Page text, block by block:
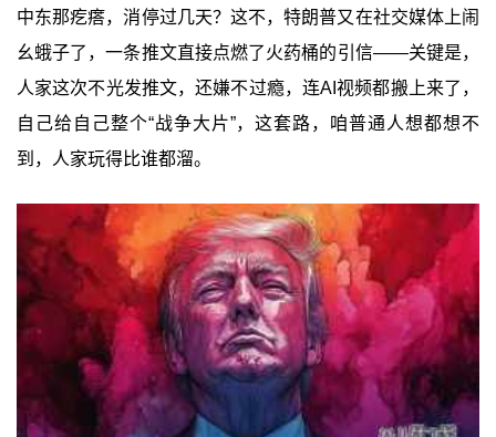
中东那疙瘩，消停过几天？这不，特朗普又在社交媒体上闹
幺蛾子了，一条推文直接点燃了火药桶的引信——关键是，
人家这次不光发推文，还嫌不过瘾，连AI视频都搬上来了，
自己给自己整个“战争大片”，这套路，咱普通人想都想不
到，人家玩得比谁都溜。